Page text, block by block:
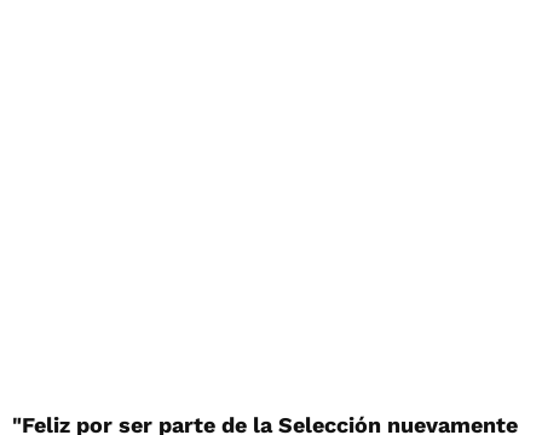
"Feliz por ser parte de la Selección nuevamente